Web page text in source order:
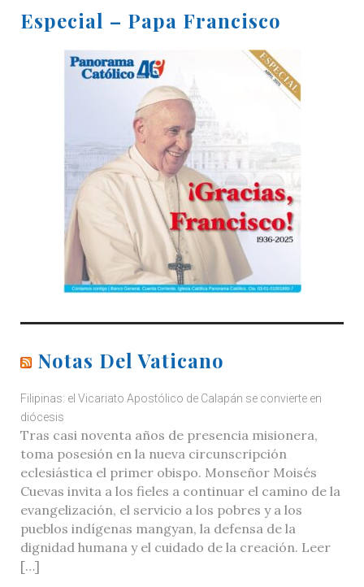
Especial – Papa Francisco
Notas Del Vaticano
Filipinas: el Vicariato Apostólico de Calapán se convierte en
diócesis
Tras casi noventa años de presencia misionera,
toma posesión en la nueva circunscripción
eclesiástica el primer obispo. Monseñor Moisés
Cuevas invita a los fieles a continuar el camino de la
evangelización, el servicio a los pobres y a los
pueblos indígenas mangyan, la defensa de la
dignidad humana y el cuidado de la creación. Leer
[…]